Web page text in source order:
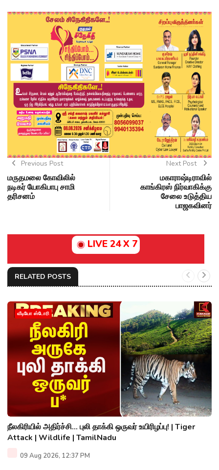
Previous Post
மருதமலை கோவிலில்
நடிகர் யோகிபாபு சாமி
தரிசனம்
Next Post
மகாராஷ்டிராவில்
காங்கிரஸ் நிர்வாகிக்கு
சேலை உடுத்திய
பாஜகவினர்
LIVE 24 X 7
RELATED POSTS
வீடியோ ஸ்டோரி
நீலகிரியில் அதிர்ச்சி... புலி தாக்கி ஒருவர் உயிரிழப்பு! | Tiger
Attack | Wildlife | TamilNadu
09 Aug 2026, 12:37 PM